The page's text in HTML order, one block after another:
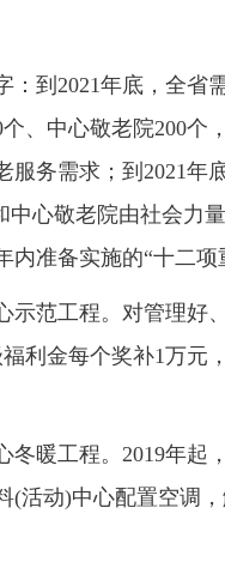
到2021年底，全省
、中心敬老院200个
务需求；到2021年
中心敬老院由社会力
准备实施的“十二项
范工程。对管理好
利金每个奖补1万元
暖工程。2019年起
(活动)中心配置空调